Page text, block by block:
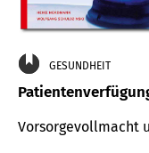
GESUNDHEIT
Vorsorgevollmacht